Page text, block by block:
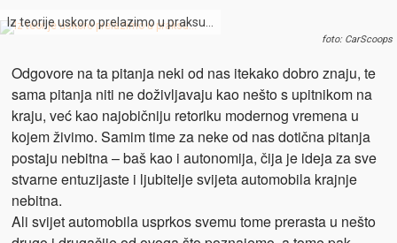
Iz teorije uskoro prelazimo u praksu…
foto: CarScoops
Odgovore na ta pitanja neki od nas itekako dobro znaju, te
sama pitanja niti ne doživljavaju kao nešto s upitnikom na
kraju, već kao najobičniju retoriku modernog vremena u
kojem živimo. Samim time za neke od nas dotična pitanja
postaju nebitna – baš kao i autonomija, čija je ideja za sve
stvarne entuzijaste i ljubitelje svijeta automobila krajnje
nebitna.
Ali svijet automobila usprkos svemu tome prerasta u nešto